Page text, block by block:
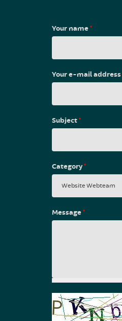
Your name*
Your e-mail address
Subject*
Category*
Message*